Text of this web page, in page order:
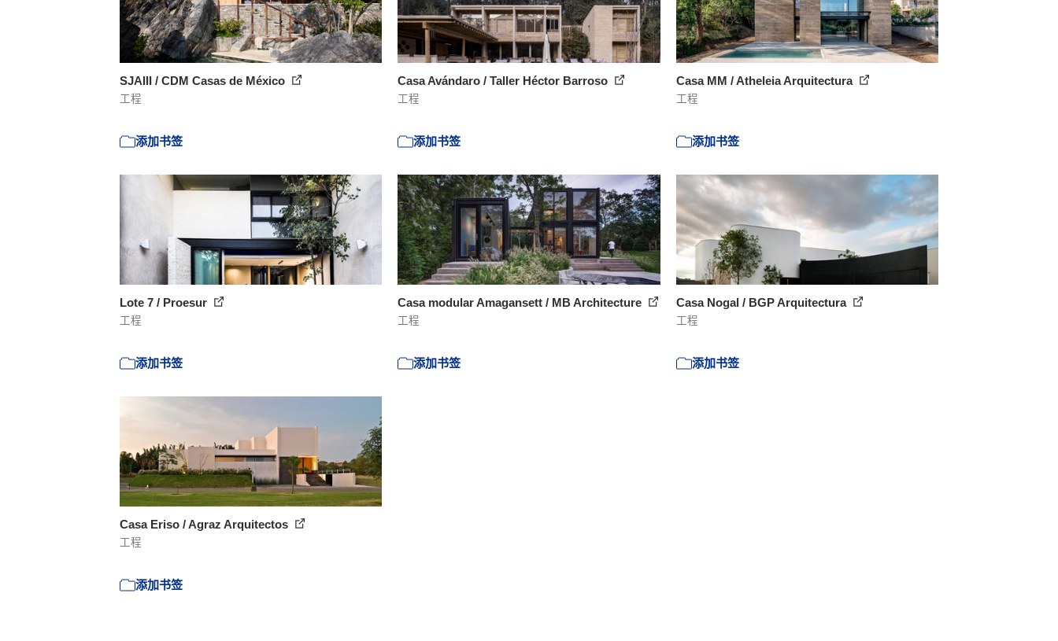
SJAIII / CDM Casas de México
工程
添加书签
Casa Avándaro / Taller Héctor Barroso
工程
添加书签
Casa MM / Atheleia Arquitectura
工程
添加书签
Lote 7 / Proesur
工程
添加书签
Casa modular Amagansett / MB Architecture
工程
添加书签
Casa Nogal / BGP Arquitectura
工程
添加书签
Casa Eriso / Agraz Arquitectos
工程
添加书签